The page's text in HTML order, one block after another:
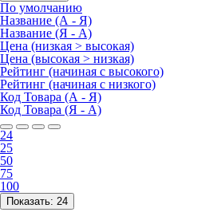
По умолчанию
Название (А - Я)
Название (Я - А)
Цена (низкая > высокая)
Цена (высокая > низкая)
Рейтинг (начиная с высокого)
Рейтинг (начиная с низкого)
Код Товара (А - Я)
Код Товара (Я - А)
24
25
50
75
100
Показать: 24